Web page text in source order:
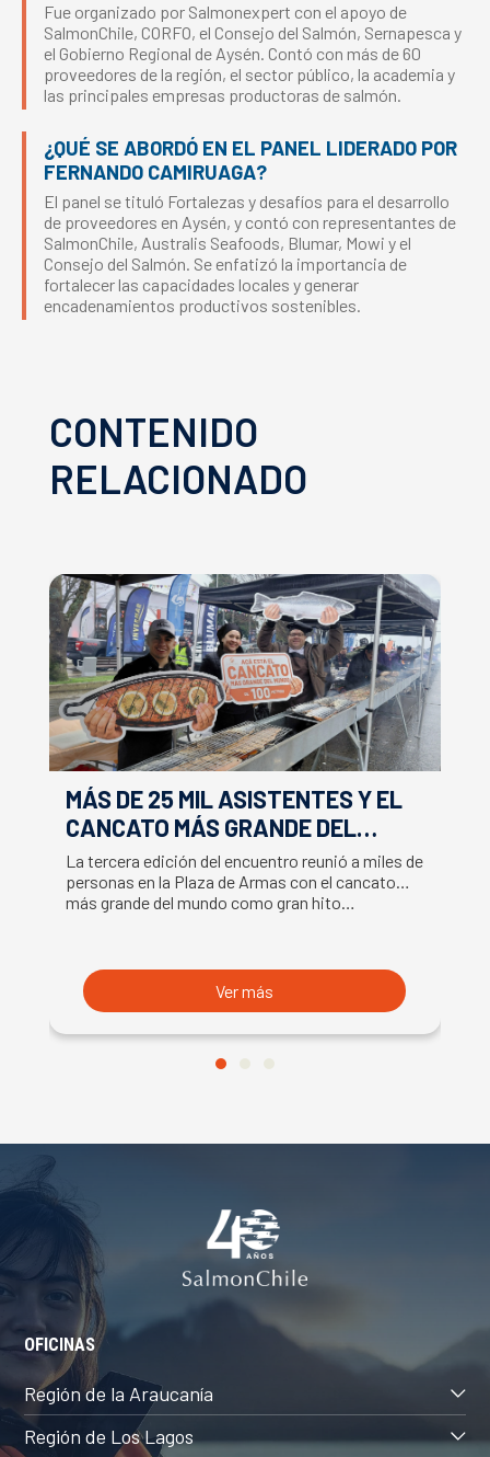
Fue organizado por Salmonexpert con el apoyo de
SalmonChile, CORFO, el Consejo del Salmón, Sernapesca y
el Gobierno Regional de Aysén. Contó con más de 60
proveedores de la región, el sector público, la academia y
las principales empresas productoras de salmón.
¿QUÉ SE ABORDÓ EN EL PANEL LIDERADO POR
FERNANDO CAMIRUAGA?
El panel se tituló Fortalezas y desafíos para el desarrollo
de proveedores en Aysén, y contó con representantes de
SalmonChile, Australis Seafoods, Blumar, Mowi y el
Consejo del Salmón. Se enfatizó la importancia de
fortalecer las capacidades locales y generar
encadenamientos productivos sostenibles.
CONTENIDO
RELACIONADO
MÁS DE 25 MIL ASISTENTES Y EL
CANCATO MÁS GRANDE DEL
MUNDO MARCAN EXITOSO CIERRE
DE LA SEMANA DEL SALMÓN
La tercera edición del encuentro reunió a miles de
personas en la Plaza de Armas con el cancato
más grande del mundo como gran hito…
Ver más
OFICINAS
Región de la Araucanía
Región de Los Lagos